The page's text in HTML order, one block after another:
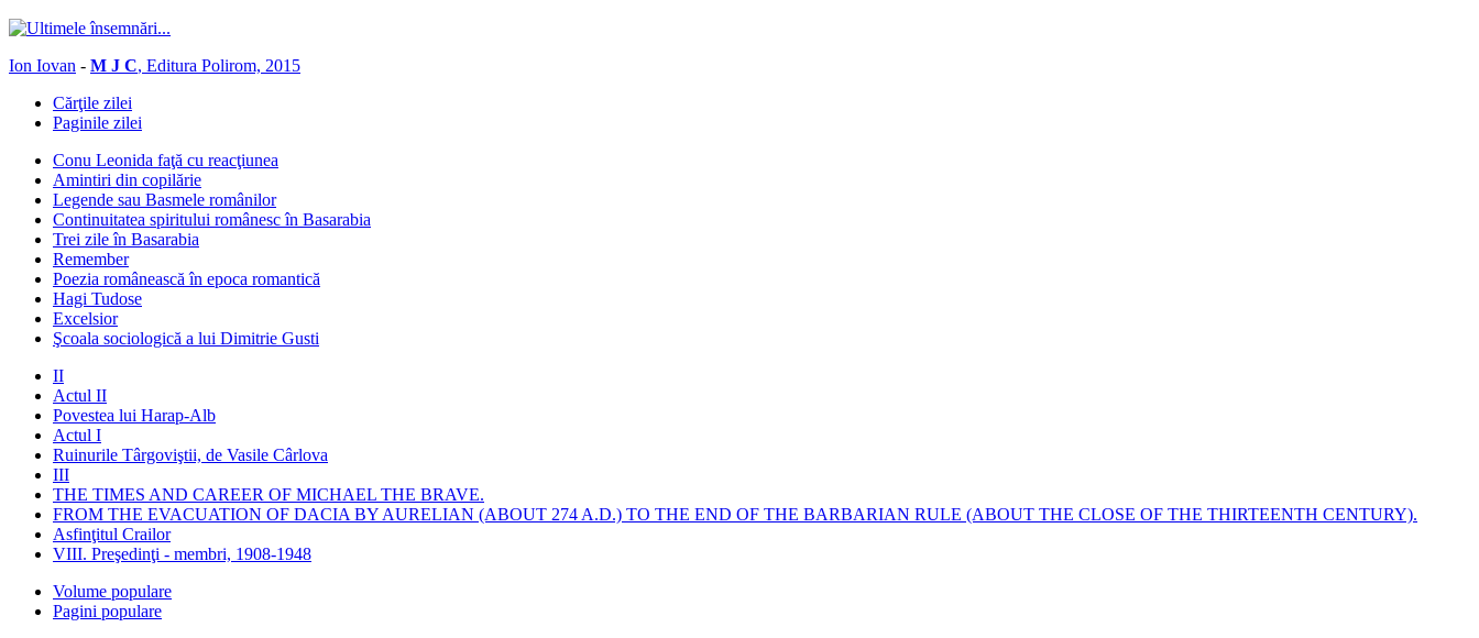
Ion Iovan - M J C, Editura Polirom, 2015
Cărţile zilei
Paginile zilei
Conu Leonida faţă cu reacţiunea
Amintiri din copilărie
Legende sau Basmele românilor
Continuitatea spiritului românesc în Basarabia
Trei zile în Basarabia
Remember
Poezia românească în epoca romantică
Hagi Tudose
Excelsior
Şcoala sociologică a lui Dimitrie Gusti
II
Actul II
Povestea lui Harap-Alb
Actul I
Ruinurile Târgoviştii, de Vasile Cârlova
III
THE TIMES AND CAREER OF MICHAEL THE BRAVE.
FROM THE EVACUATION OF DACIA BY AURELIAN (ABOUT 274 A.D.) TO THE END OF THE BARBARIAN RULE (ABOUT THE CLOSE OF THE THIRTEENTH CENTURY).
Asfinţitul Crailor
VIII. Preşedinţi - membri, 1908-1948
Volume populare
Pagini populare